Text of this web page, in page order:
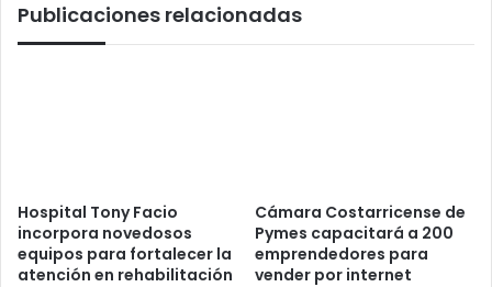
Publicaciones relacionadas
Hospital Tony Facio
incorpora novedosos
equipos para fortalecer la
atención en rehabilitación
Cámara Costarricense de
Pymes capacitará a 200
emprendedores para
vender por internet